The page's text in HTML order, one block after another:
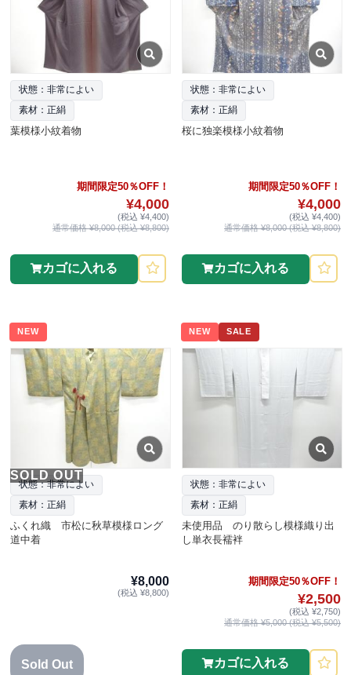
状態：非常によい
素材：正絹
葉模様小紋着物
期間限定50％OFF！
¥4,000
(税込 ¥4,400)
通常価格 ¥8,000 (税込 ¥8,800)
カゴに入れる
状態：非常によい
素材：正絹
桜に独楽模様小紋着物
期間限定50％OFF！
¥4,000
(税込 ¥4,400)
通常価格 ¥8,000 (税込 ¥8,800)
カゴに入れる
NEW
SOLD OUT
状態：非常によい
素材：正絹
ふくれ織 市松に秋草模様ロング
道中着
¥8,000
(税込 ¥8,800)
Sold Out
NEW SALE
状態：非常によい
素材：正絹
未使用品 のり散らし模様織り出
し単衣長襦袢
期間限定50％OFF！
¥2,500
(税込 ¥2,750)
通常価格 ¥5,000 (税込 ¥5,500)
カゴに入れる